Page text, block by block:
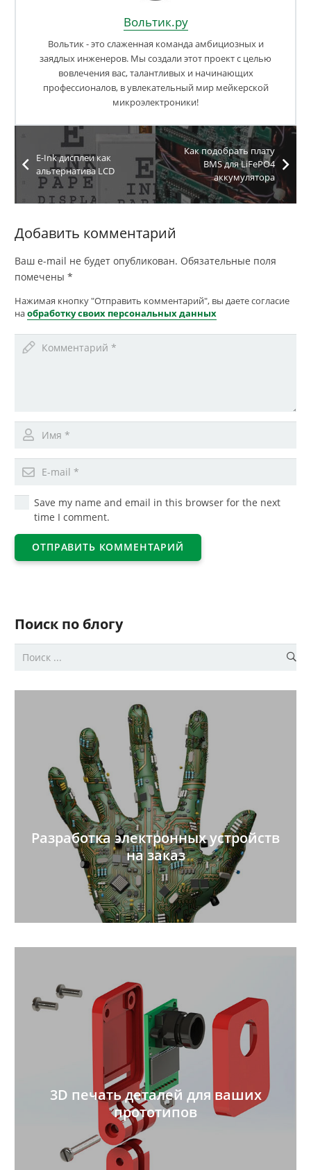
Вольтик.ру
Вольтик - это слаженная команда амбициозных и
заядлых инженеров. Мы создали этот проект с целью
вовлечения вас, талантливых и начинающих
профессионалов, в увлекательный мир мейкерской
микроэлектроники!
E-Ink дисплеи как
альтернатива LCD
Как подобрать плату
BMS для LiFePO4
аккумулятора
Добавить комментарий
Ваш e-mail не будет опубликован. Обязательные поля
помечены *
Нажимая кнопку "Отправить комментарий", вы даете согласие
наобработку своих персональных данных
Save my name and email in this browser for the next
time I comment.
ОТПРАВИТЬ КОММЕНТАРИЙ
Поиск по блогу
Разработка электронных устройств
на заказ
3D печать деталей для ваших
прототипов